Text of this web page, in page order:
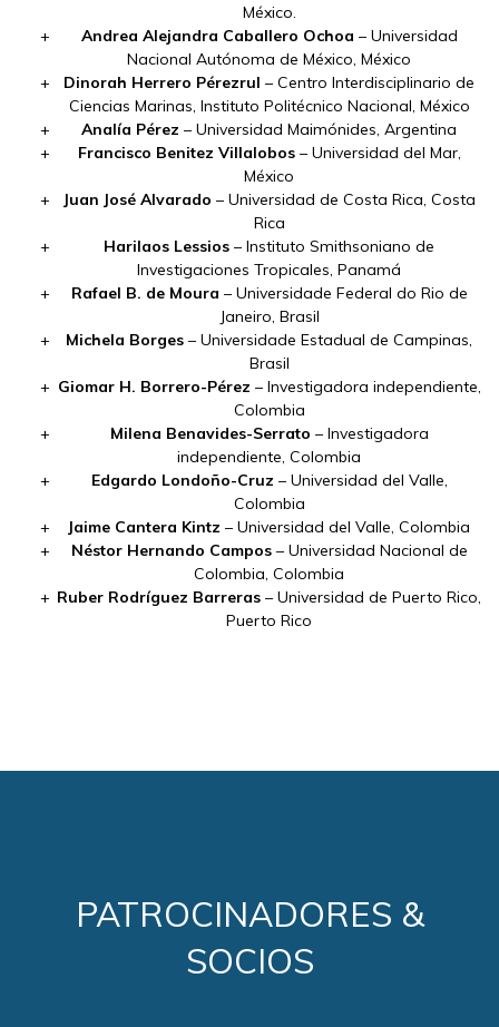
México.
Andrea Alejandra Caballero Ochoa – Universidad
Nacional Autónoma de México, México
Dinorah Herrero Pérezrul – Centro Interdisciplinario de
Ciencias Marinas, Instituto Politécnico Nacional, México
Analía Pérez – Universidad Maimónides, Argentina
Francisco Benitez Villalobos– Universidad del Mar,
México
Juan José Alvarado – Universidad de Costa Rica, Costa
Rica
Harilaos Lessios – Instituto Smithsoniano de
Investigaciones Tropicales, Panamá
Rafael B. de Moura – Universidade Federal do Rio de
Janeiro, Brasil
Michela Borges – Universidade Estadual de Campinas,
Brasil
Giomar H. Borrero-Pérez – Investigadora independiente,
Colombia
Milena Benavides-Serrato – Investigadora
independiente, Colombia
Edgardo Londoño-Cruz – Universidad del Valle,
Colombia
Jaime Cantera Kintz – Universidad del Valle, Colombia
Néstor Hernando Campos– Universidad Nacional de
Colombia, Colombia
Ruber Rodríguez Barreras – Universidad de Puerto Rico,
Puerto Rico
PATROCINADORES &
SOCIOS